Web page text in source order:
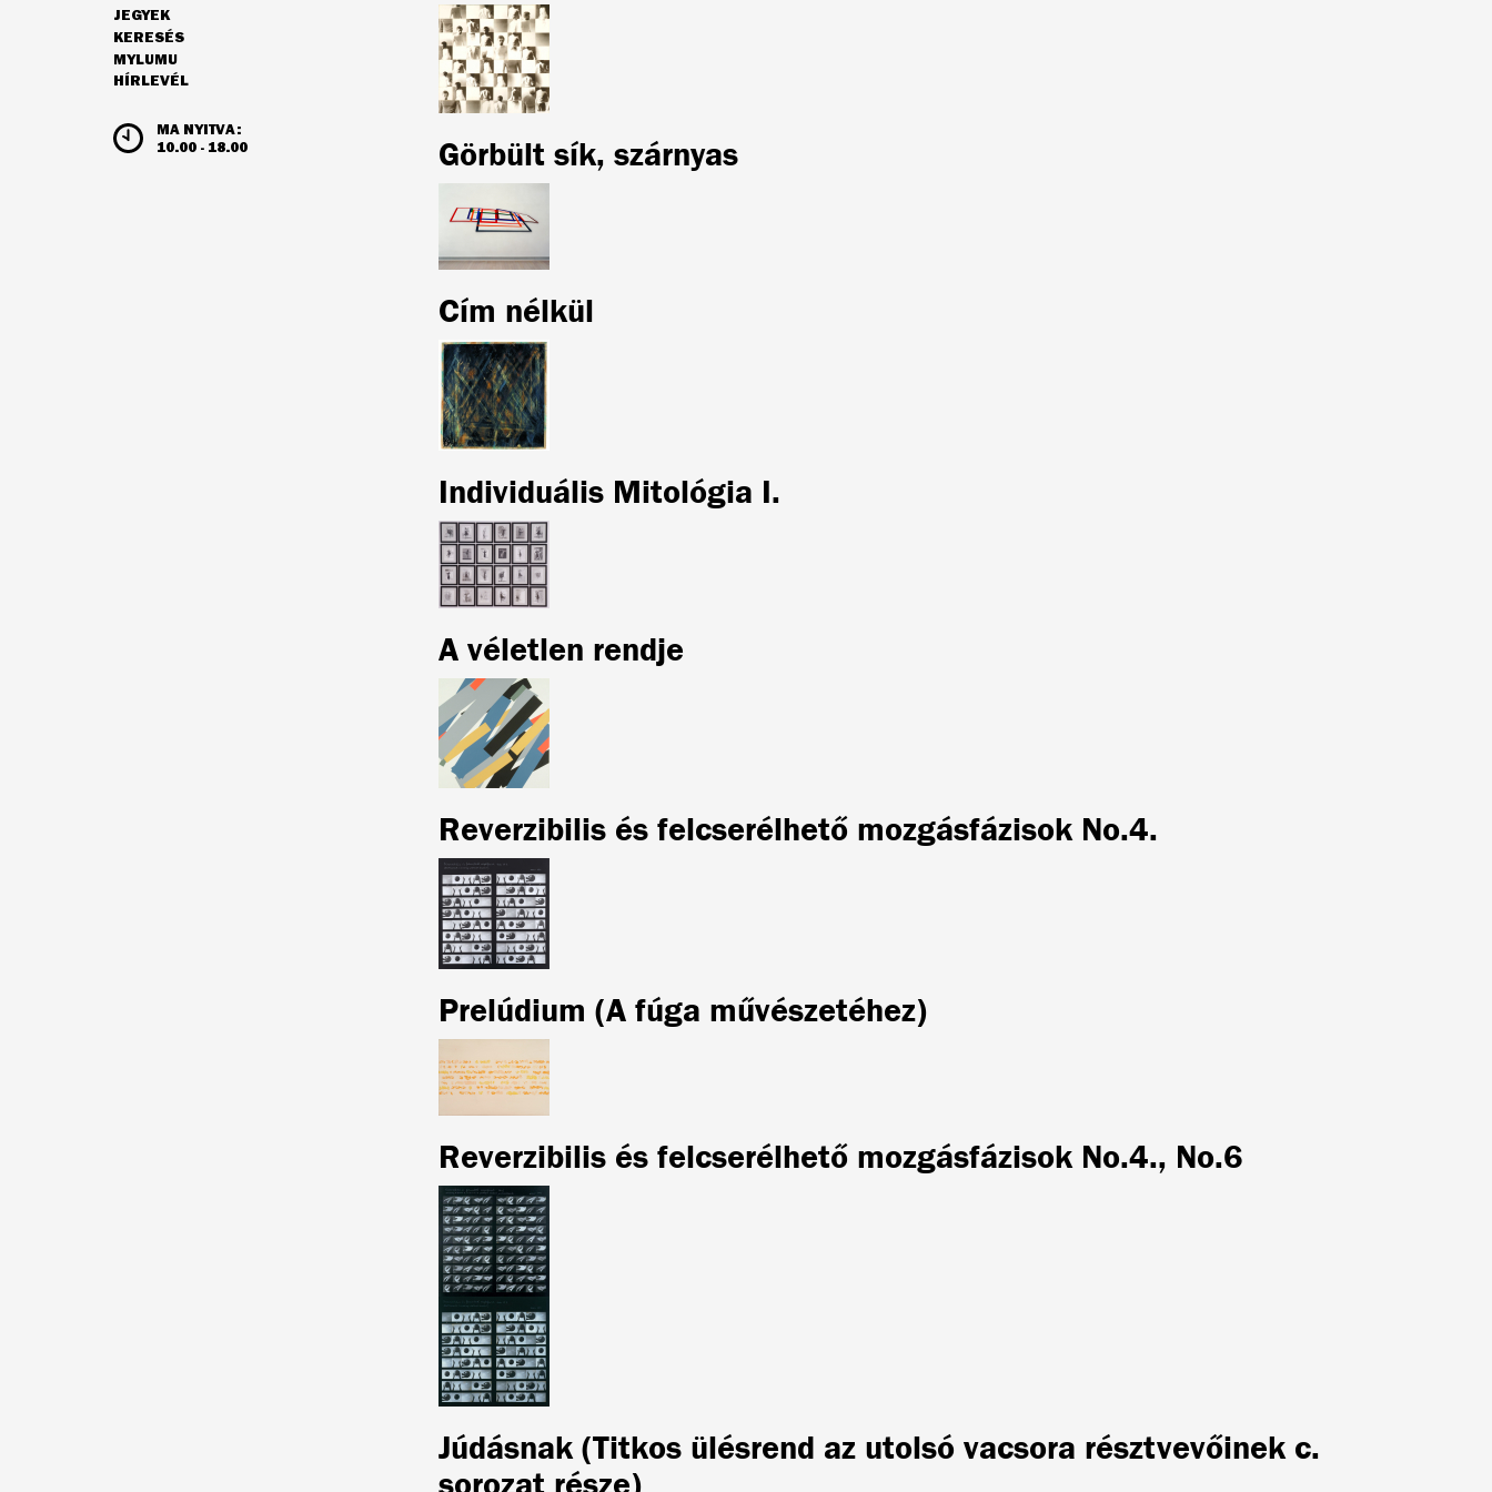
NAVIGÁCIÓ
JEGYEK
KERESÉS
MYLUMU
HÍRLEVÉL
MA NYITVA:
10.00 - 18.00
NYITVATARTÁS ÉS JEGYÁRAK
Görbült sík, szárnyas
Cím nélkül
Individuális Mitológia I.
A véletlen rendje
Reverzibilis és felcserélhető mozgásfázisok No.4.
Prelúdium (A fúga művészetéhez)
Reverzibilis és felcserélhető mozgásfázisok No.4., No.6
Júdásnak (Titkos ülésrend az utolsó vacsora résztvevőinek c.
sorozat része)